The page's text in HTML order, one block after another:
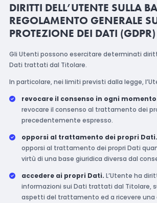
DIRITTI DELL’UTENTE SULLA
REGOLAMENTO GENERALE
PROTEZIONE DEI DATI (GDPR)
Gli Utenti possono esercitare determinati
Dati trattati dal Titolare.
In particolare, nei limiti previsti dalla legge,
revocare il consenso in ogni
revocare il consenso al trattamento dei
precedentemente espresso.
opporsi al trattamento dei propri Dati.
opporsi al trattamento dei propri Dati
virtù di una base giuridica diversa dal
accedere ai propri Dati. L’Utente ha
informazioni sui Dati trattati dal Titolare,
aspetti del trattamento ed a ricevere una